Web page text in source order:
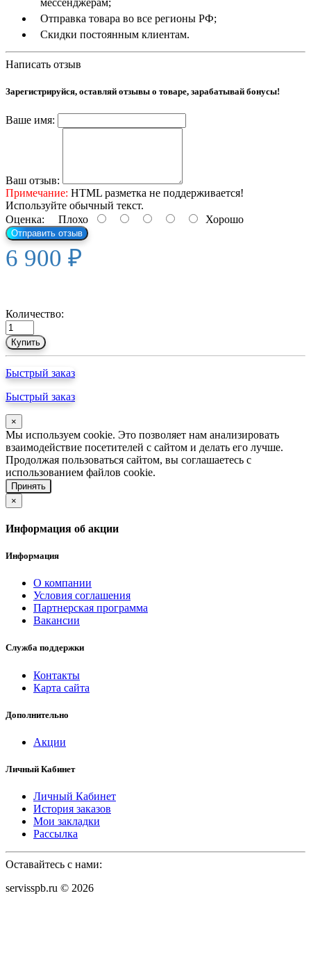
мессенджерам;
Отправка товара во все регионы РФ;
Скидки постоянным клиентам.
Написать отзыв
Зарегистрируйся, оставляй отзывы о товаре, зарабатывай бонусы!
Ваше имя:
Ваш отзыв:
Примечание: HTML разметка не поддерживается!
Используйте обычный текст.
Оценка: Плохо Хорошо
Отправить отзыв
6 900 ₽
Количество:
Купить
Быстрый заказ
Быстрый заказ
×
Мы используем cookie. Это позволяет нам анализировать
взаимодействие посетителей с сайтом и делать его лучше.
Продолжая пользоваться сайтом, вы соглашаетесь с
использованием файлов cookie.
Принять
×
Информация об акции
Информация
О компании
Условия соглашения
Партнерская программа
Вакансии
Служба поддержки
Контакты
Карта сайта
Дополнительно
Акции
Личный Кабинет
Личный Кабинет
История заказов
Мои закладки
Рассылка
Оставайтесь с нами:
servisspb.ru © 2026